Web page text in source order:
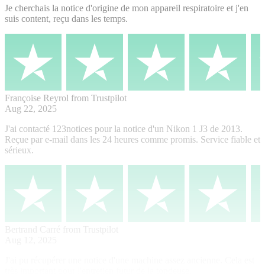
Je cherchais la notice d'origine de mon appareil respiratoire et j'en
suis content, reçu dans les temps.
Françoise Reyrol from Trustpilot
Aug 22, 2025
J'ai contacté 123notices pour la notice d'un Nikon 1 J3 de 2013.
Reçue par e-mail dans les 24 heures comme promis. Service fiable et
sérieux.